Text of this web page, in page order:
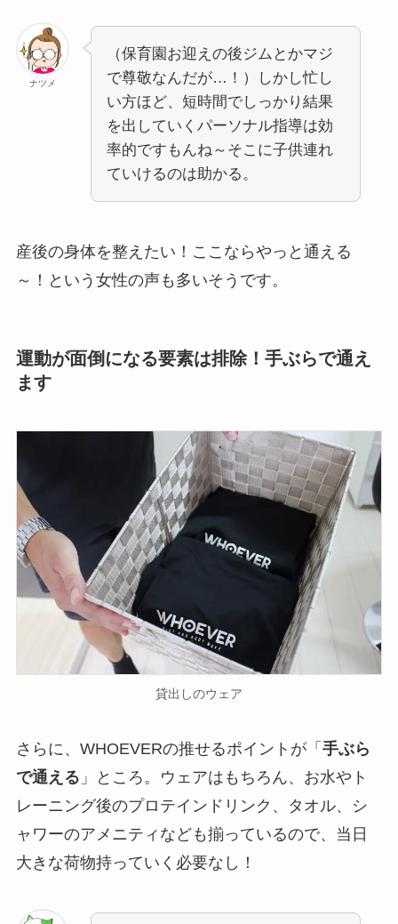
ナツメ
（保育園お迎えの後ジムとかマジ
で尊敬なんだが…！）しかし忙し
い方ほど、短時間でしっかり結果
を出していくパーソナル指導は効
率的ですもんね～そこに子供連れ
ていけるのは助かる。
産後の身体を整えたい！ここならやっと通える
～！という女性の声も多いそうです。
運動が面倒になる要素は排除！手ぶらで通え
ます
貸出しのウェア
さらに、WHOEVERの推せるポイントが「 手ぶら
で通える 」ところ。ウェアはもちろん、お水やト
レーニング後のプロテインドリンク、タオル、シ
ャワーのアメニティなども揃っているので、当日
大きな荷物持っていく必要なし！